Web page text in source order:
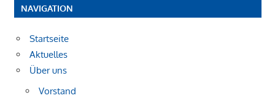
Beiträge
NAVIGATION
Startseite
Aktuelles
Über uns
Vorstand